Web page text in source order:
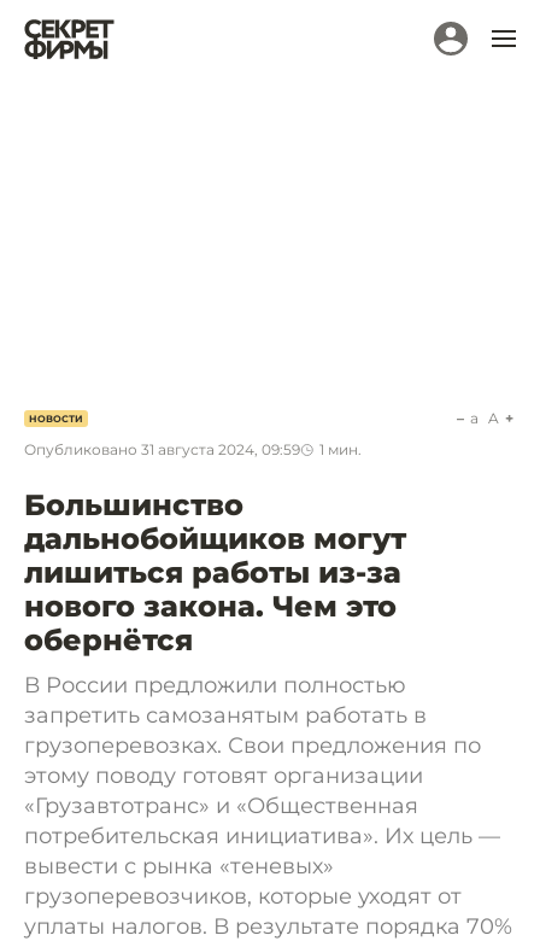
НОВОСТИ
Опубликовано 31 августа 2024, 09:59 1 мин.
a A
Большинство
дальнобойщиков могут
лишиться работы из-за
нового закона. Чем это
обернётся
В России предложили полностью
запретить самозанятым работать в
грузоперевозках. Свои предложения по
этому поводу готовят организации
«Грузавтотранс» и «Общественная
потребительская инициатива». Их цель —
вывести с рынка «теневых»
грузоперевозчиков, которые уходят от
уплаты налогов. В результате порядка 70%